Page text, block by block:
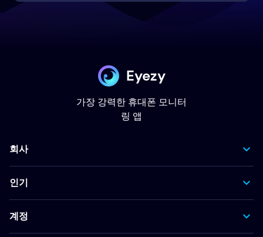
Eyezy
가장 강력한 휴대폰 모니터
링 앱
회사
인기
계정